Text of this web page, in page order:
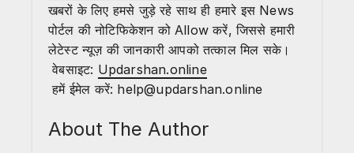
खबरों के लिए हमसे जुड़े रहे साथ ही हमारे इस News
पोर्टल की नोटिफिकेशन को Allow करें, जिससे हमारी
लेटेस्ट न्यूज़ की जानकारी आपको तत्काल मिल सके।
वेबसाइट: Updarshan.online
हमें ईमेल करें: help@updarshan.online
About The Author